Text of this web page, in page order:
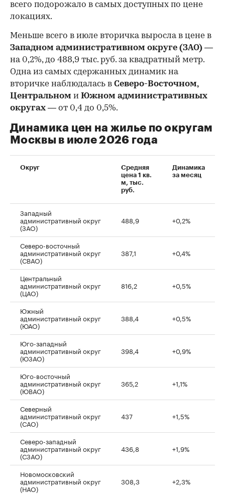
всего подорожало в самых доступных по цене
локациях.
Меньше всего в июле вторичка выросла в цене в
Западном административном округе (ЗАО) —
на 0,2%, до 488,9 тыс. руб. за квадратный метр.
Одна из самых сдержанных динамик на
вторичке наблюдалась в Северо-Восточном,
Центральном и Южном административных
округах — от 0,4 до 0,5%.
Динамика цен на жилье по округам
Москвы в июле 2026 года
Округ
Средняя
цена 1 кв.
м, тыс.
руб.
Динамика
за месяц
Западный
административный округ
(ЗАО)
488,9 +0,2%
Северо-восточный
административный округ
(СВАО)
387,1 +0,4%
Центральный
административный округ
(ЦАО)
816,2 +0,5%
Южный
административный округ
(ЮАО)
388,4 +0,5%
Юго-западный
административный округ
(ЮЗАО)
398,4 +0,9%
Юго-восточный
административный округ
(ЮВАО)
365,2 +1,1%
Северный
административный округ
(САО)
437 +1,5%
Северо-западный
административный округ
(СЗАО)
436,8 +1,9%
Новомосковский
административный округ
(НАО)
308,3 +2,3%